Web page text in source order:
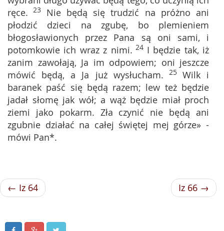
ręce. 23 Nie będą się trudzić na próżno ani
płodzić dzieci na zgubę, bo plemieniem
błogosławionych przez Pana są oni sami, i
potomkowie ich wraz z nimi. 24 I będzie tak, iż
zanim zawołają, Ja im odpowiem; oni jeszcze
mówić będą, a Ja już wysłucham. 25 Wilk i
baranek paść się będą razem; lew też będzie
jadał słomę jak wół; a wąż będzie miał proch
ziemi jako pokarm. Zła czynić nie będą ani
zgubnie działać na całej świętej mej górze» -
mówi Pan*.
← Iz 64 Iz 66 →